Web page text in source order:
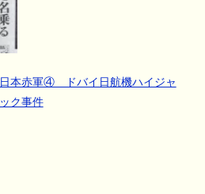
日本赤軍④ ドバイ日航機ハイジャ
ック事件